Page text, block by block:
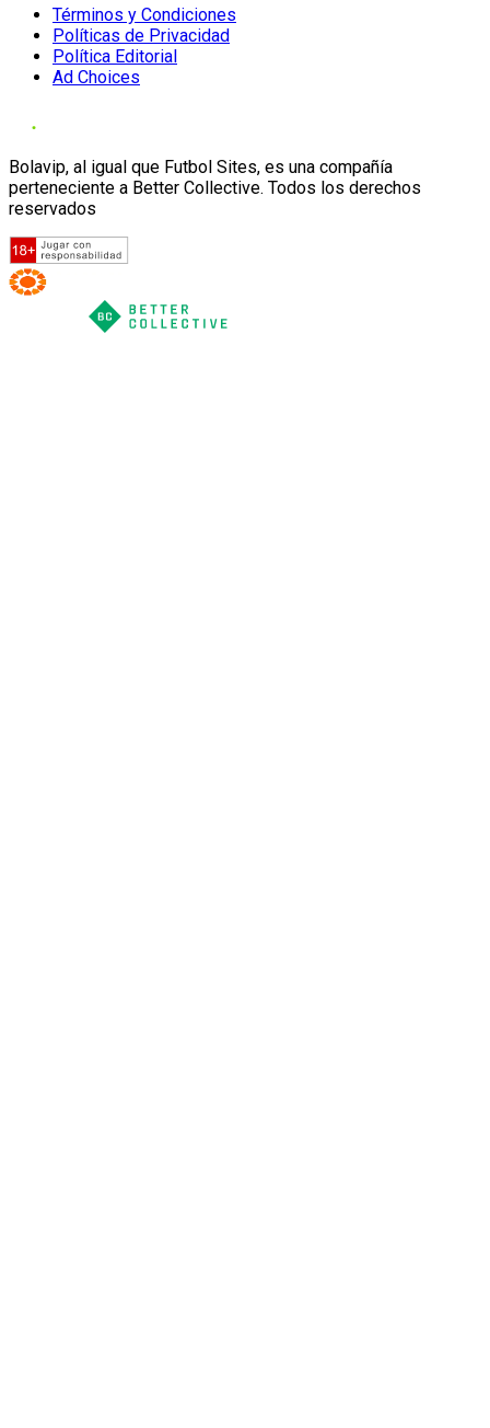
Términos y Condiciones
Políticas de Privacidad
Política Editorial
Ad Choices
Bolavip, al igual que Futbol Sites, es una compañía
perteneciente a Better Collective. Todos los derechos
reservados